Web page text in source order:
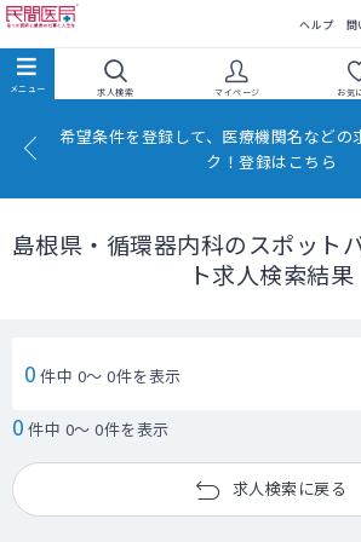
ヘルプ 問
求人検索 マイページ お気
希望条件を登録して、医療機関名などの
ク！登録はこちら
島根県・循環器内科のスポット
ト求人検索結果
0 件中 0～ 0件を表示
0 件中 0～ 0件を表示
求人検索に戻る